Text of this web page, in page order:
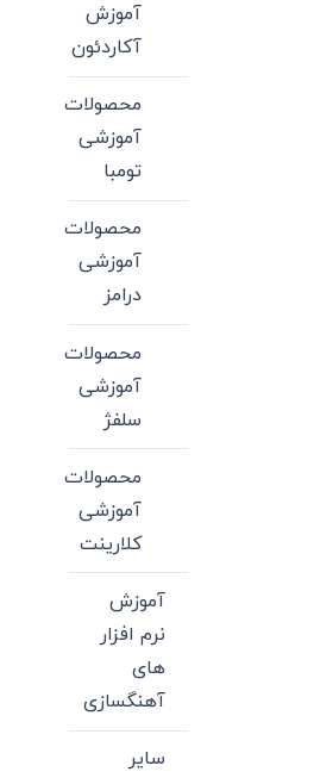
آموزش
آکاردئون
محصولات
آموزشی
تومبا
محصولات
آموزشی
درامز
محصولات
آموزشی
سلفژ
محصولات
آموزشی
کلارینت
آموزش
نرم افزار
های
آهنگسازی
سایر